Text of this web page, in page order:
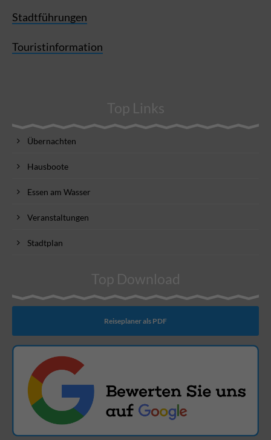
Stadtführungen
Touristinformation
Top Links
Übernachten
Hausboote
Essen am Wasser
Veranstaltungen
Stadtplan
Top Download
Reiseplaner als PDF